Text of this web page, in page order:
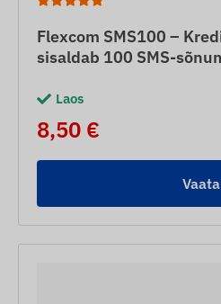
Flexcom SMS100 –
sisaldab 100 SMS-
Laos
8,50 €
Vaata